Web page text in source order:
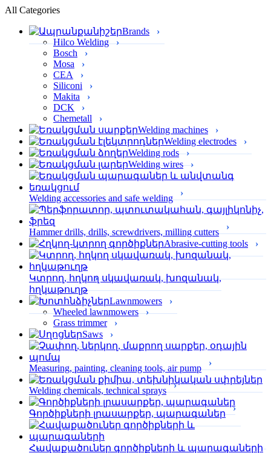
All Categories
Brands
Hilco Welding
Bosch
Mosa
CEA
Siliconi
Makita
DCK
Chemetall
Welding machines
Welding electrodes
Welding rods
Welding wires
Welding accessories and safe welding
Hammer drills, drills, screwdrivers, milling cutters
Abrasive-cutting tools
Կտրող, հղկող սկավառակ, խոզանակ,
հղկաթուղթ
Lawnmowers
Wheeled lawnmowers
Grass trimmer
Saws
Measuring, painting, cleaning tools, air pump
Welding chemicals, technical sprays
Գործիքների լրասարքեր, պարագաներ
Հավաքածուներ գործիքների և պարագաների